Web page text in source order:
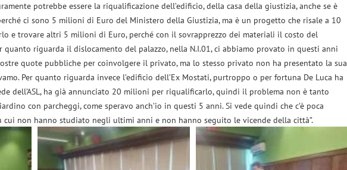
potrebbe essere la riqualificazione dell’edificio, della casa della giustizia, anche se è
ci sono 5 milioni di Euro del Ministero della Giustizia, ma è un progetto che risale a 10
e trovare altri 5 milioni di Euro, perché con il sovrapprezzo dei materiali il costo del
riguarda il dislocamento del palazzo, nella N.I.01, ci abbiamo provato in questi anni
quote pubbliche per coinvolgere il privato, ma lo stesso privato non ha presentato la sua
Per quanto riguarda invece l’edificio dell’Ex Mostati, purtroppo o per fortuna De Luca ha
dell’ASL, ha già annunciato 20 milioni per riqualificarlo, quindi il problema non è tanto
con parcheggi, come speravo anch’io in questi 5 anni. Si vede quindi che c’è poca
cui non hanno studiato negli ultimi anni e non hanno seguito le vicende della città”.